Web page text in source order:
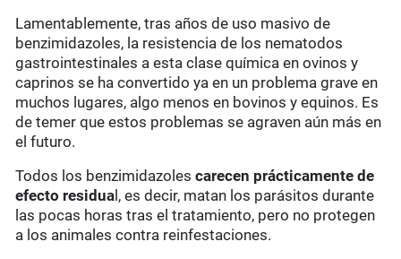
Lamentablemente, tras años de uso masivo de
benzimidazoles, la resistencia de los nematodos
gastrointestinales a esta clase química en ovinos y
caprinos se ha convertido ya en un problema grave en
muchos lugares, algo menos en bovinos y equinos. Es
de temer que estos problemas se agraven aún más en
el futuro.
Todos los benzimidazolescarecen prácticamente de
efecto residua l, es decir, matan los parásitos durante
las pocas horas tras el tratamiento, pero no protegen
a los animales contra reinfestaciones.